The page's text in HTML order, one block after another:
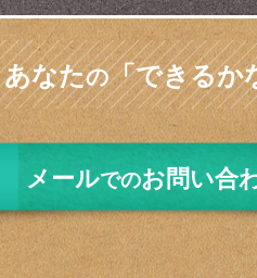
あなたの「できるか
メールでのお問い合